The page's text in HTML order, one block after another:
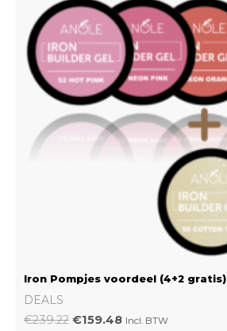
Iron Pompjes voordeel (4+2 gratis)
DEALS
€239.22 €159.48 Incl. BTW